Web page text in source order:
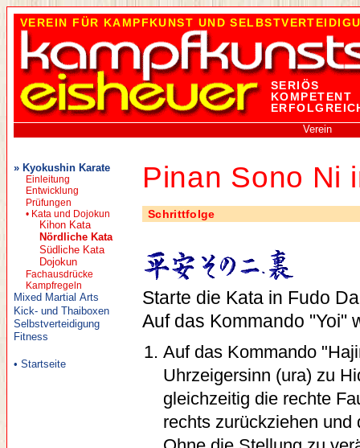
VEREIN FÜR KAMPFKUNST UND
SERIÖS
KOMPETENT
Verein
» Kyokushin Karate
Einleitung
Entwicklung
Prüfungen
• Kata und Dojokun
Kihon Kata
Nördliche Kata
Südliche Kata
Dojokun
Fachausdrücke
Kampfregeln
Mixed Martial Arts
Kick- und Thaiboxen
Selbstverteidigung
Fitness
• Startseite
Pinan Sono Ni
Schrittfolge
Starte die Kata in Fudo
Auf das Kommando "Yoi"
Auf das Kommando
Uhrzeigersinn (ura) zu
gleichzeitig die rechte
rechts zurückziehen